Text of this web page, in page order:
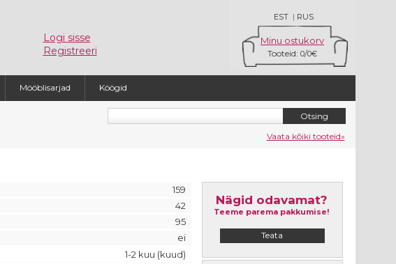
RUS
|
EST
Minu ostukorv
Tooteid: 0/0€
Logi sisse
Registreeri
Mööblisarjad Köögid
Vaata kõiki tooteid»
159
42
95
ei
1-2 kuu (kuud)
Nägid odavamat?
Teeme parema pakkumise!
Teata